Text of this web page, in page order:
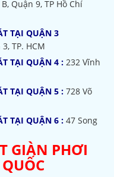
Quận 9, TP Hồ Chí
TẠI QUẬN 3
TP. HCM
TẠI QUẬN 4 : 232 Vĩnh
TẠI QUẬN 5 : 728 Võ
TẠI QUẬN 6 : 47 Song
GIÀN PHƠI